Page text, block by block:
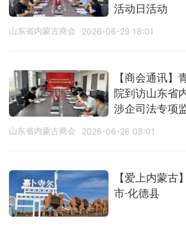
活动日活动
山东省内蒙古商会 2026-06-29 18:01
【商会通讯】
院到访山东省
涉企司法专项
山东省内蒙古商会 2026-06-26 08:01
【爱上内蒙古
市·化德县